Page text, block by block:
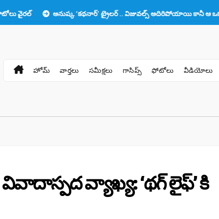
అనుష్క ‘కథనార్’ ట్రైలర్ .. విజువల్స్ అదిరిపోయాయి కానీ ఆ ఒక్కటే లోటు!!
హోమ్ వార్తలు సమీక్షలు గాసిప్స్ ఫోటోలు వీడియోలు
వ్యాఖ్య: ‘థగ్ లైఫ్’ కి